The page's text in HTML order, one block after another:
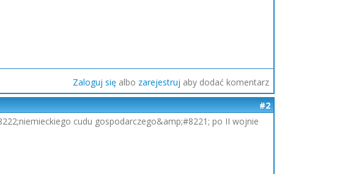
Zaloguj się albo zarejestruj aby dodać komentarz
#2
cudu gospodarczego&amp;#8221; po II wojnie